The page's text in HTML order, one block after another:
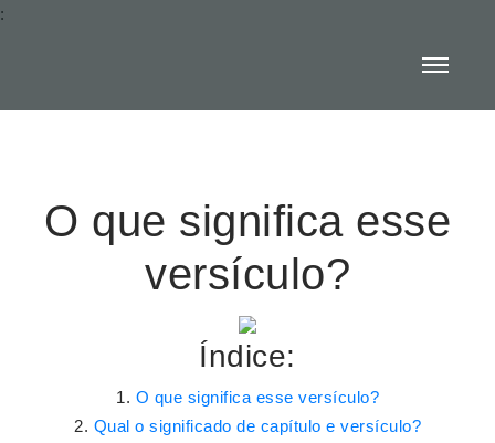
:
O que significa esse
versículo?
Índice:
O que significa esse versículo?
Qual o significado de capítulo e versículo?